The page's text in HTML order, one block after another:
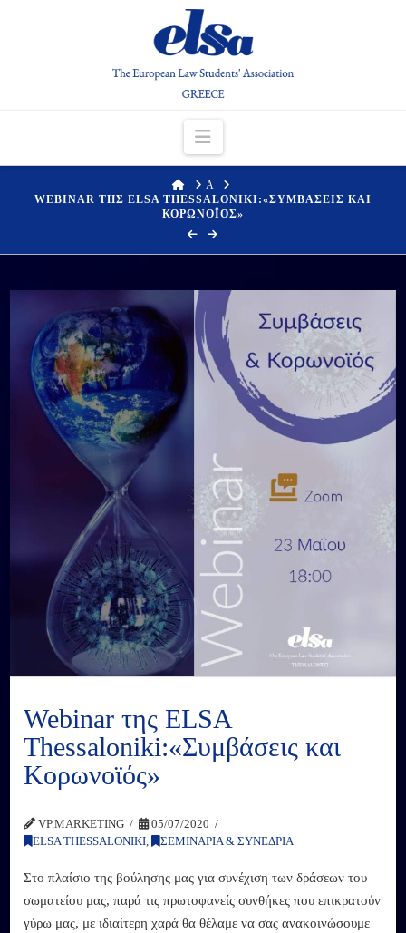
Navigation
HOME
Α
WEBINAR ΤΗΣ ELSA THESSALONIKI:«ΣΥΜΒΑΣΕΙΣ ΚΑΙ
ΚΟΡΩΝΟΪΟΣ»
Webinar της ELSA
Thessaloniki:«Συμβάσεις και
Κορωνοϊός»
VP.MARKETING
05/07/2020
ELSA THESSALONIKI
ΣΕΜΙΝΑΡΙΑ & ΣΥΝΕΔΡΙΑ
Στο πλαίσιο της βούλησης μας για συνέχιση των δράσεων του
σωματείου μας, παρά τις πρωτοφανείς συνθήκες που επικρατούν
γύρω μας, με ιδιαίτερη χαρά θα θέλαμε να σας ανακοινώσουμε